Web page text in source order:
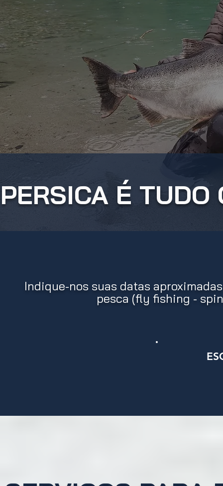
PERSICA É TUDO
Indique-nos suas datas
pesca (fly fishing -